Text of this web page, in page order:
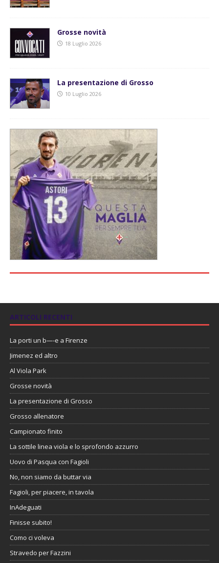
Grosse novità
18 Luglio 2026
La presentazione di Grosso
10 Luglio 2026
ARTICOLI RECENTI
La porti un b—-e a Firenze
Jimenez ed altro
Al Viola Park
Grosse novità
La presentazione di Grosso
Grosso allenatore
Campionato finito
La sottile linea viola e lo sprofondo azzurro
Uovo di Pasqua con Fagioli
No, non siamo da buttar via
Fagioli, per piacere, in tavola
InAdeguati
Finisse subito!
Como ci voleva
Stravedo per Fazzini